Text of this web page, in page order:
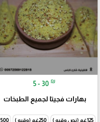
5 - 30 ₪
بهارات فجيتا لجميع الطبخات
125غم (نص وقيه ) 250غم (وقيه ) 500 غم ( نص كيلو )